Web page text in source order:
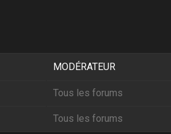
MODÉRATEUR
Tous les forums
Tous les forums